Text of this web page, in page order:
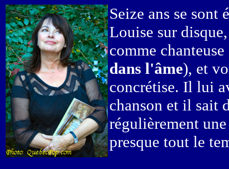
Seize ans se sont
Louise sur
comme
dans l'âme), et
concrétise. Il lui
chanson et il sait
régulièrement
presque tout le